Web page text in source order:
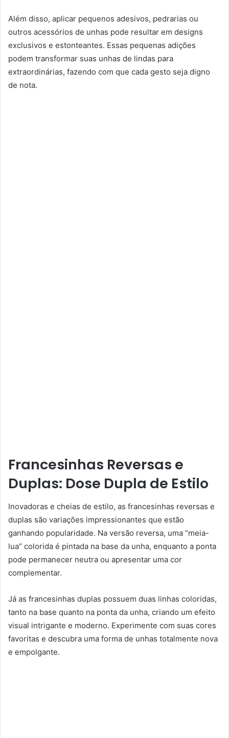
Além disso, aplicar pequenos adesivos, pedrarias ou
outros acessórios de unhas pode resultar em designs
exclusivos e estonteantes. Essas pequenas adições
podem transformar suas unhas de lindas para
extraordinárias, fazendo com que cada gesto seja digno
de nota.
Francesinhas Reversas e
Duplas: Dose Dupla de Estilo
Inovadoras e cheias de estilo, as francesinhas reversas e
duplas são variações impressionantes que estão
ganhando popularidade. Na versão reversa, uma “meia-
lua” colorida é pintada na base da unha, enquanto a ponta
pode permanecer neutra ou apresentar uma cor
complementar.
Já as francesinhas duplas possuem duas linhas coloridas,
tanto na base quanto na ponta da unha, criando um efeito
visual intrigante e moderno. Experimente com suas cores
favoritas e descubra uma forma de unhas totalmente nova
e empolgante.